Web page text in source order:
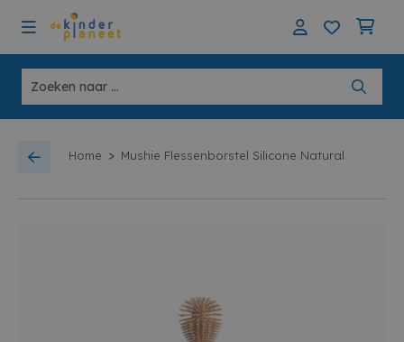
Home > Mushie Flessenborstel Silicone Natural